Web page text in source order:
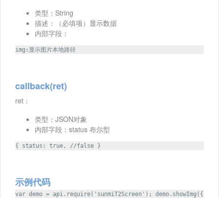
类型：String
描述：（必填项）显示数据
内部字段：
img:显示图片本地路径
callback(ret)
ret：
类型：JSON对象
内部字段：status 布尔型
{ status: true, //false }
示例代码
var demo = api.require('sunmiT2Screen'); demo.showImg({